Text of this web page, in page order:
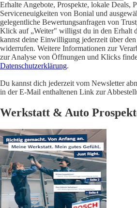
Erhalte Angebote, Prospekte, lokale Deals,
Serviceneuigkeiten von Bonial und
gelegentliche Bewertungsanfragen von
Klick auf „Weiter" willigst du in den Erhalt
kannst deine Einwilligung jederzeit über
widerrufen. Weitere Informationen zur
zur Analyse von Öffnungen und Klicks
Datenschutzerklärung.
Du kannst dich jederzeit vom Newsletter
in der E-Mail enthaltenen Link zur
Werkstatt & Auto